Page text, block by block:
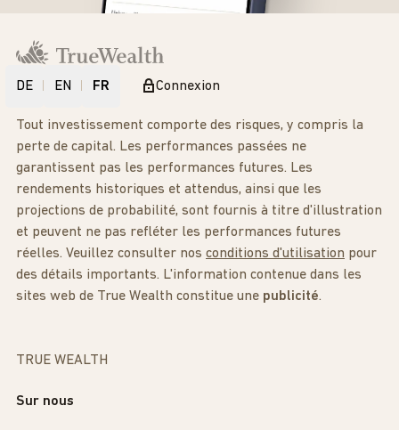
DE EN FR Connexion
Tout investissement comporte des risques, y compris la
perte de capital. Les performances passées ne
garantissent pas les performances futures. Les
rendements historiques et attendus, ainsi que les
projections de probabilité, sont fournis à titre d'illustration
et peuvent ne pas refléter les performances futures
réelles. Veuillez consulter nos conditions d'utilisation pour
des détails importants. L'information contenue dans les
sites web de True Wealth constitue une publicité.
TRUE WEALTH
Sur nous